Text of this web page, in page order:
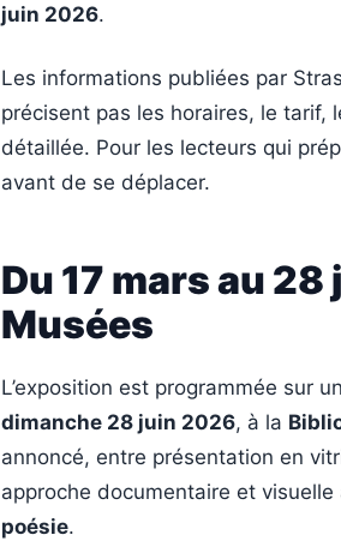
juin 2026.
Les informations publiées par
précisent pas les horaires, le tarif,
détaillée. Pour les lecteurs qui
avant de se déplacer.
Du 17 mars au
Musées
L’exposition est programmée sur
dimanche 28 juin 2026, à la
annoncé, entre présentation en
approche documentaire et visuelle
poésie.